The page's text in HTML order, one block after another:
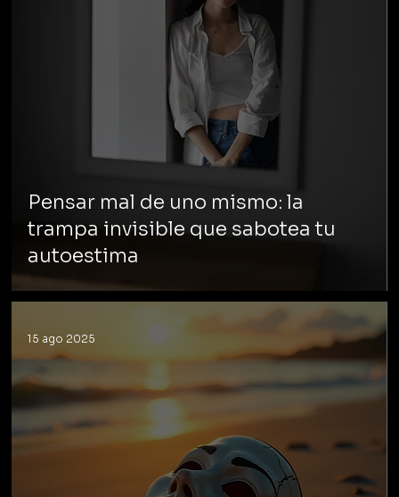
Pensar mal de uno mismo: la
trampa invisible que sabotea tu
autoestima
15 ago 2025